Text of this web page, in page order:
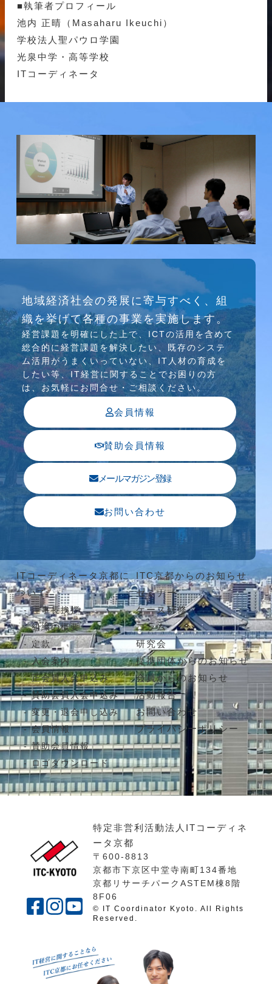
■執筆者プロフィール
池内 正晴（Masaharu Ikeuchi）
学校法人聖パウロ学園
光泉中学・高等学校
ITコーディネータ
介護ソリューション研究会、WEB/SNS研究会を
行っています
地域経済社会の発展に寄与すべく、組
織を挙げて各種の事業を実施します。
経営課題を明確にした上で、ICTの活⽤を含めて
総合的に経営課題を解決したい、既存のシステ
ム活⽤がうまくいっていない、IT⼈材の育成を
したい等、IT経営に関することでお困りの⽅
は、お気軽にお問合せ・ご相談ください。
会員情報
賛助会員情報
メールマガジン登録
お問い合わせ
ITコーディネータ京都に
ついて
理事長挨拶
組織の概要
定款
入会案内
正会員入会申込み
賛助会員入会申込み
変更・退会申し込み
会員情報
賛助会員情報
ロゴダウンロード
ITC京都からのお知らせ
セミナー
ケース研修
コラム
研究会
提携団体からのお知らせ
会員からのお知らせ
活動報告
お問い合わせ
プライバシーポリシー
特定非営利活動法人ITコーディネ
ータ京都
〒600-8813
京都市下京区中堂寺南町134番地
京都リサーチパークASTEM棟8階
8F06
© IT Coordinator Kyoto. All Rights
Reserved.